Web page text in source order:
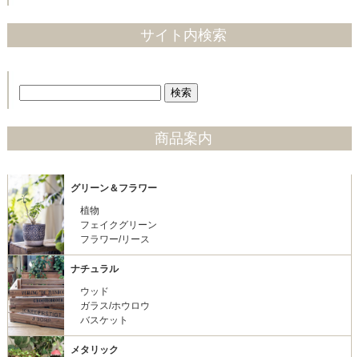
サイト内検索
商品案内
グリーン＆フラワー
植物
フェイクグリーン
フラワー/リース
ナチュラル
ウッド
ガラス/ホウロウ
バスケット
メタリック